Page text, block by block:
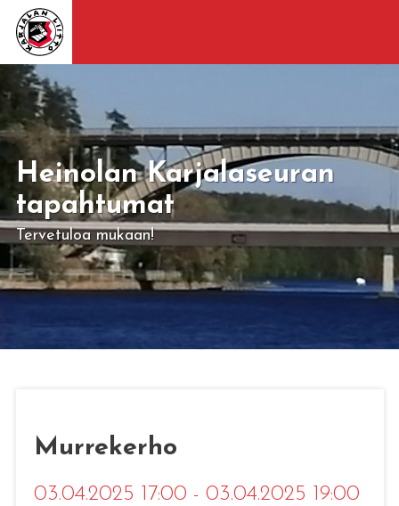
Heinolan Karjalaseuran
tapahtumat
Tervetuloa mukaan!
Murrekerho
03.04.2025 17:00 - 03.04.2025 19:00